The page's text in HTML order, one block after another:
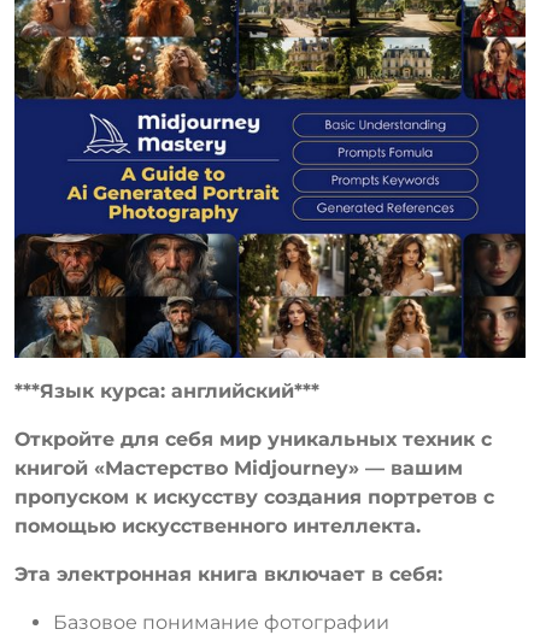
***Язык курса: английский***
Откройте для себя мир уникальных техник с
книгой «Мастерство Midjourney» — вашим
пропуском к искусству создания портретов с
помощью искусственного интеллекта.
Эта электронная книга включает в себя:
Базовое понимание фотографии